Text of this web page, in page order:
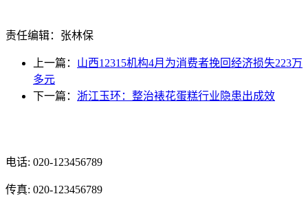
责任编辑：张林保
上一篇： 山西12315机构4月为消费者挽回经济损失223万
多元
下一篇： 浙江玉环：整治裱花蛋糕行业隐患出成效
电话: 020-123456789
传真: 020-123456789